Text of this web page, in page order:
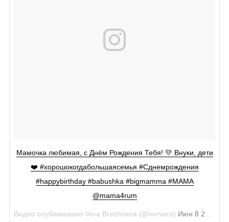
Мамочка любимая, с Днём Рождения Тебя! 💛 Внуки, дети
❤️ #хорошокогдабольшаясемья #Сднемрождения
#happybirthday #babushka #bigmamma #МАМА
@mama4rum
Видео опубликовано Vera Brezhneva (@ververa) Июн 8 2016 в 11:59 PDT